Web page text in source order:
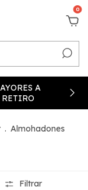
0
A
. Almohadones
Filtrar